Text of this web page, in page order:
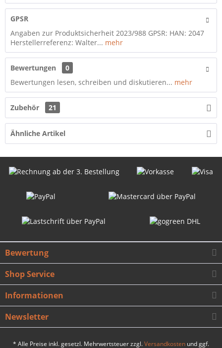
GPSR
Angaben zur Produktsicherheit 2023/988 GPSR: HAN: 2047
Herstellerreferenz: Walter... mehr
Bewertungen
0
Bewertungen lesen, schreiben und diskutieren... mehr
Zubehör 21
Ähnliche Artikel
Bewertung
Shop Service
Informationen
Newsletter
* Alle Preise inkl. gesetzl. Mehrwertsteuer zzgl.Versandkosten und ggf.